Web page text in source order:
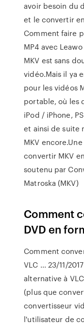
avoir besoin du
et le convertir
Comment faire
MP4 avec
MKV est sans
vidéo.Mais il ya
pour les vidéos
portable, où les
iPod / iPhone,
et ainsi de suite
MKV
convertir MKV
soutenu par
Matroska (MKV)
Comment
DVD en
Comment
VLC ... 23/11/
alternative à
(plus que
convertisseur
l'utilisateur de